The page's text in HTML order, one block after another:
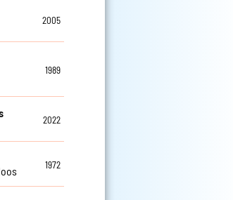
2005
1989
2022
1972